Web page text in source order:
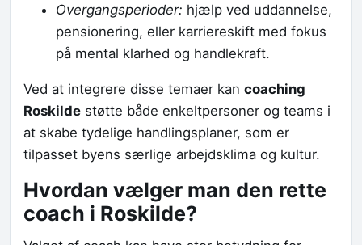
Overgangsperioder: hjælp ved uddannelse,
pensionering, eller karriereskift med fokus
på mental klarhed og handlekraft.
Ved at integrere disse temaer kan coaching
Roskilde støtte både enkeltpersoner og teams i
at skabe tydelige handlingsplaner, som er
tilpasset byens særlige arbejdsklima og kultur.
Hvordan vælger man den rette
coach i Roskilde?